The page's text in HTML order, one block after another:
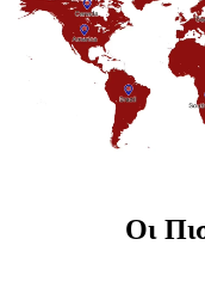
Οι